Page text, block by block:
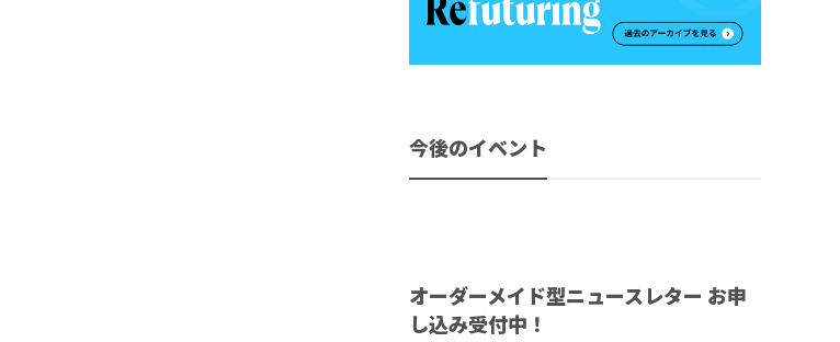
今後のイベント
オーダーメイド型ニュースレター お申
し込み受付中！